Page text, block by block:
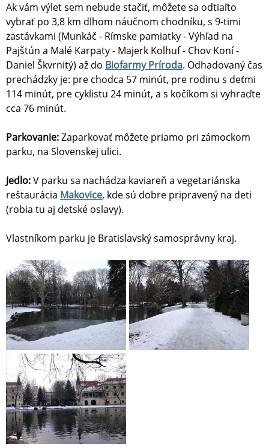
Ak vám výlet sem nebude stačiť, môžete sa odtiaľto
vybrať po 3,8 km dlhom náučnom chodníku, s 9-timi
zastávkami (Munkáč - Rímske pamiatky - Výhľad na
Pajštún a Malé Karpaty - Majerk Kolhuf - Chov Koní -
Daniel Škvrnitý) až do Biofarmy Príroda. Odhadovaný čas
prechádzky je: pre chodca 57 minút, pre rodinu s deťmi
114 minút, pre cyklistu 24 minút, a s kočíkom si vyhraďte
cca 76 minút.
Parkovanie:Zaparkovať môžete priamo pri zámockom
parku, na Slovenskej ulici.
Jedlo:V parku sa nachádza kaviareň a vegetariánska
reštaurácia Makovice, kde sú dobre pripravený na deti
(robia tu aj detské oslavy).
Vlastníkom parku je Bratislavský samosprávny kraj.